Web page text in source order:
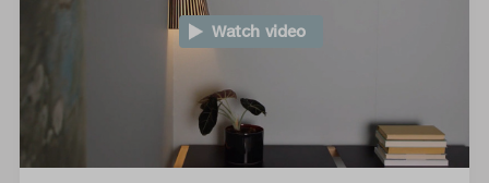
Watch video